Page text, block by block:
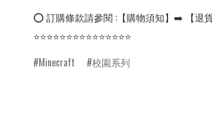
⭕ 訂購條款請參閱 :【購物須知】➡️ 【退
⭐⭐⭐⭐⭐⭐⭐⭐⭐⭐⭐⭐⭐⭐⭐
Minecraft
校園系列